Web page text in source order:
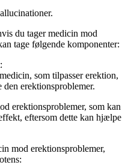
du tager medicin mod
tage følgende komponenter:
som tilpasser erektion,
erektionsproblemer.
erektionsproblemer, som kan
eftersom dette kan hjælpe
mod erektionsproblemer,